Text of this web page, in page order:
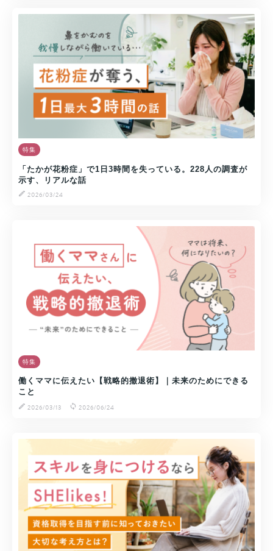
特集
「たかが花粉症」で1日3時間を失っている。228人の調査が
示す、リアルな話
2026/03/24
特集
働くママに伝えたい【戦略的撤退術】｜未来のためにできる
こと
2026/03/13
2026/06/24